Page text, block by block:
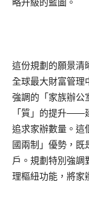
略升級的藍圖。
這份規劃的願景清
全球最大財富管理
強調的「家族辦公
「質」的提升——
追求家辦數量。這
國兩制」優勢，既
戶。規劃特別強調
理樞紐功能，將家